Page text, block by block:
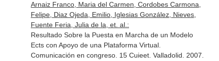
Arnaiz Franco, Maria del Carmen, Cordobes Carmona,
Felipe, Diaz Ojeda, Emilio, Iglesias González, Nieves,
Fuente Feria, Julia de la, et. al.:
Resultado Sobre la Puesta en Marcha de un Modelo
Ects con Apoyo de una Plataforma Virtual.
Comunicación en congreso. 15 Cuieet. Valladolid. 2007.